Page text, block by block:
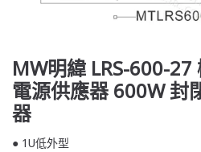
MW明緯 LRS-600-27
電源供應器 600W 封
器
● 1U低外型